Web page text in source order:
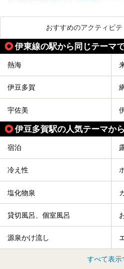
おすすめのアクティビ
伊東線の駅から同じテーマ
熱海
伊豆多賀
宇佐美
伊豆多賀駅の人気テーマか
宿泊
冷え性
塩化物泉
貸切風呂、個室風呂
源泉かけ流し
すべて表示